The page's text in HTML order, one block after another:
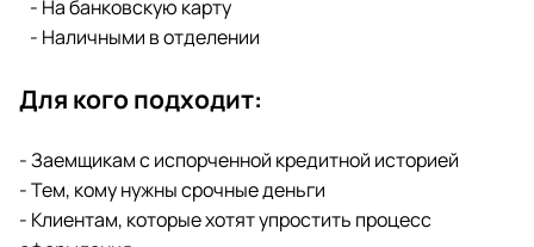
- На банковскую карту
- Наличными в отделении
Для кого подходит:
- Заемщикам с испорченной кредитной историей
- Тем, кому нужны срочные деньги
- Клиентам, которые хотят упростить процесс